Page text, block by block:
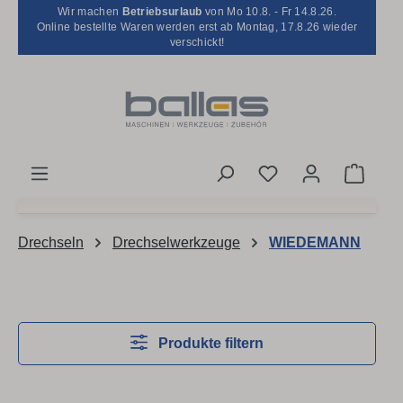
Zum Hauptinhalt springen
Wir machen Betriebsurlaub von Mo 10.8. - Fr 14.8.26.
Online bestellte Waren werden erst ab Montag, 17.8.26 wieder
verschickt!
Du hast 0
Drechseln Drechselwerkzeuge WIEDEMANN
Produkte filtern